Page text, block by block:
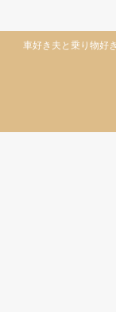
車好き夫と乗り物好